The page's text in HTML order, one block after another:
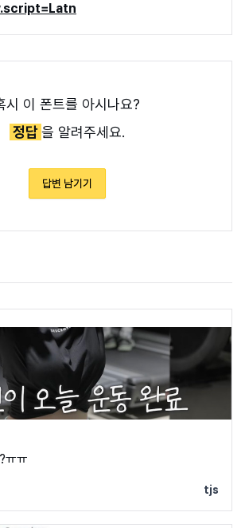
시 이 폰트를 아시나요?
정답을 알려주세요.
답변 남기기
ㅠㅠ
tjs